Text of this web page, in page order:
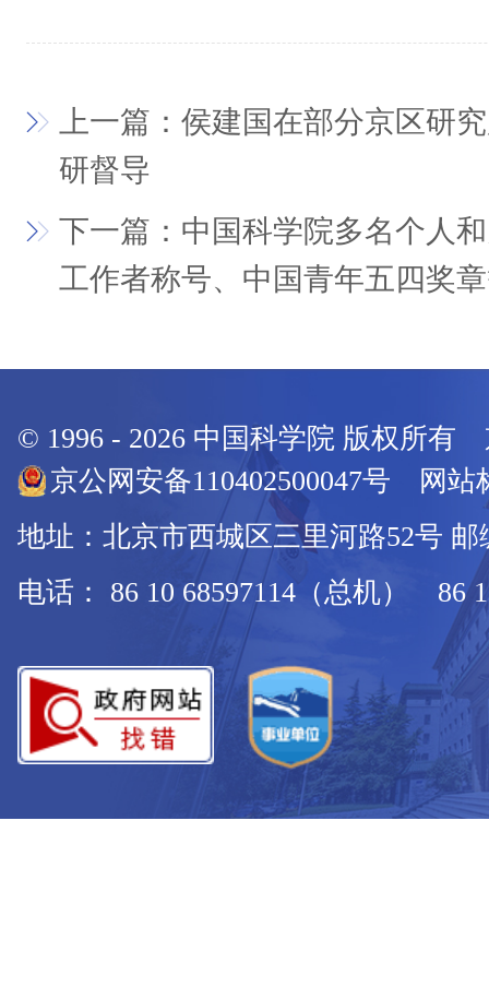
上一篇：侯建国在部分京区研
研督导
下一篇：中国科学院多名个人
工作者称号、中国青年五四奖
© 1996 - 2026 中国科学院 版权所有
京公网安备110402500047号 网站
地址：北京市西城区三里河路52号 邮
电话： 86 10 68597114（总机） 86